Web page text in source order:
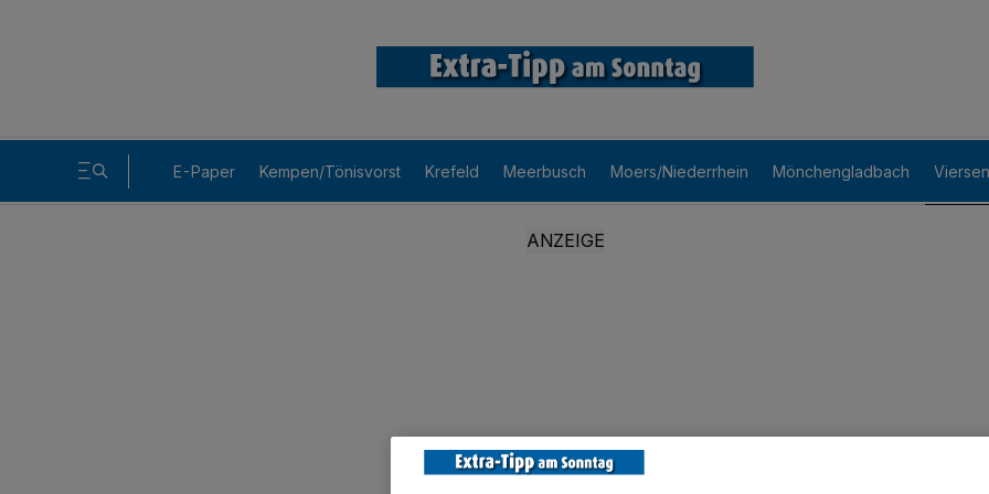
E-Paper Kempen/Tönisvorst Krefeld Meerbusch Moers/Niederrhein Mönchengladbach Viersen